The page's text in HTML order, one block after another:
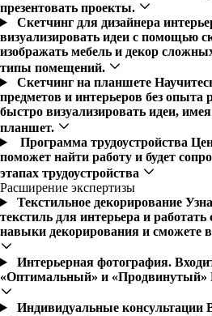
презентовать проекты.
Скетчинг для дизайнера
визуализировать идеи с помощью
изображать мебель и декор
типы помещений.
Скетчинг на планшете
предметов и интерьеров без опыта
быстро визуализировать идеи,
планшет.
Программа трудоустройства
поможет найти работу и будет
этапах трудоустройства
Расширение экспертизы
Текстильное декорирование
текстиль для интерьера и
навыки декорирования и сможете
Интерьерная фотография.
«Оптимальный» и «Продвинутый»
Индивидуальные консультации